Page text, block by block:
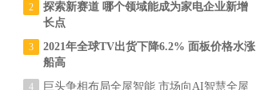
2
探索新赛道 哪个领域能成为家电企业新增
长点
3
2021年全球TV出货下降6.2% 面板价格水涨
船高
4 巨头争相布局全屋智能 市场向AI智慧全屋